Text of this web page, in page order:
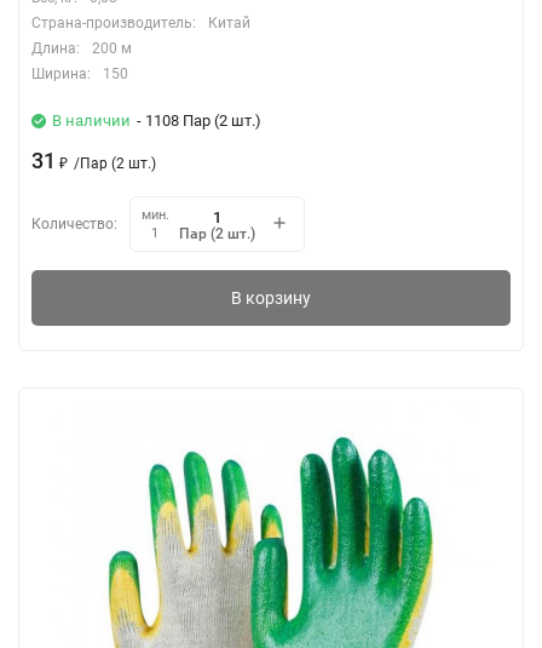
Страна-производитель:
Китай
Длина:
200 м
Ширина:
150
В наличии - 1108 Пар (2 шт.)
31 ₽ /Пар (2 шт.)
Количество:
мин.
1
Пар (2 шт.)
В корзину